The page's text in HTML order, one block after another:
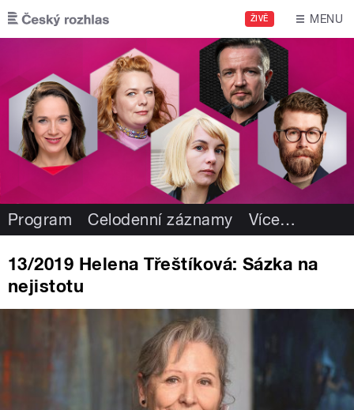
Přejít k hlavnímu obsahu
ŽIVĚ MENU
Program Celodenní záznamy Více…
13/2019 Helena Třeštíková: Sázka na
nejistotu